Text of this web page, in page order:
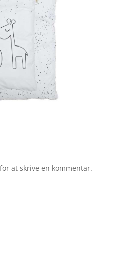
for at skrive en kommentar.